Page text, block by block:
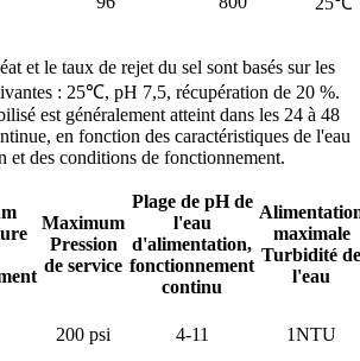
et le taux de rejet du sel sont basés sur les
: 25℃, pH 7,5, récupération de 20 %.
est généralement atteint dans les 24 à 48
en fonction des caractéristiques de l'eau
et des conditions de fonctionnement.
Maximum
Pression
de service
Plage de pH de
l'eau
d'alimentation,
fonctionnement
continu
maximale
Turbidité de
l'eau
200 psi 4-11 1NTU